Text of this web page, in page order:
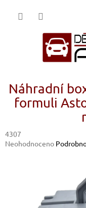
Náhradní
formuli
4307
Průměrné
Neohodnoceno